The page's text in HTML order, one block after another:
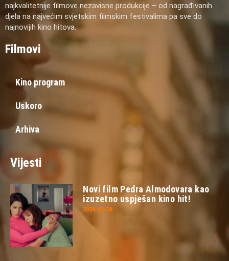
najkvalitetnije filmove nezavisne produkcije – od nagrađivanih
djela na najvećim svjetskim filmskim festivalima pa sve do
najnovijih kino hitova.
Filmovi
Kino program
Uskoro
Arhiva
Vijesti
Novi film Pedra Almodovara kao
izuzetno uspješan kino hit!
2026-07-26